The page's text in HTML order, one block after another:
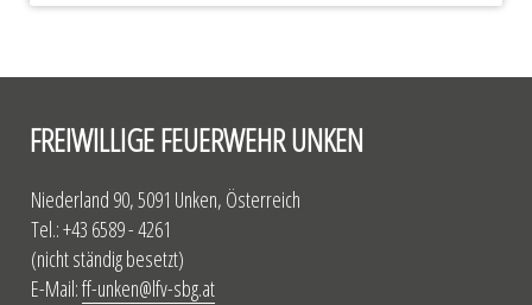
FREIWILLIGE FEUERWEHR UNKEN
Niederland 90, 5091 Unken, Österreich
Tel.: +43 6589 - 4261
(nicht ständig besetzt)
E-Mail:ff-unken@lfv-sbg.at